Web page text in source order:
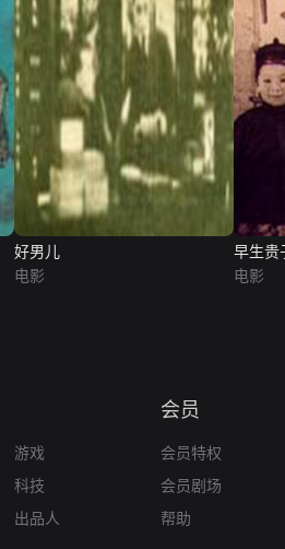
好男儿
电影
早生贵
电影
游戏
科技
出品人
会员
会员特权
会员剧场
帮助